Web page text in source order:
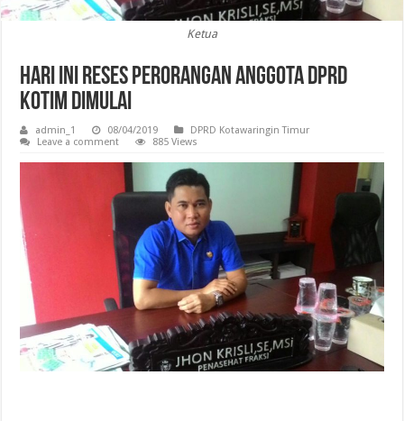
Ketua
Hari Ini Reses Perorangan Anggota DPRD
Kotim Dimulai
admin_1 08/04/2019
DPRD Kotawaringin Timur
Leave a comment
885 Views